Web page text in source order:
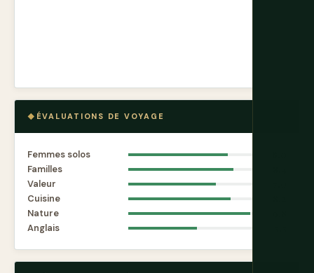
ÉVALUATIONS DE VOYAGE
Femmes solos
Familles
Valeur
Cuisine
Nature
Anglais